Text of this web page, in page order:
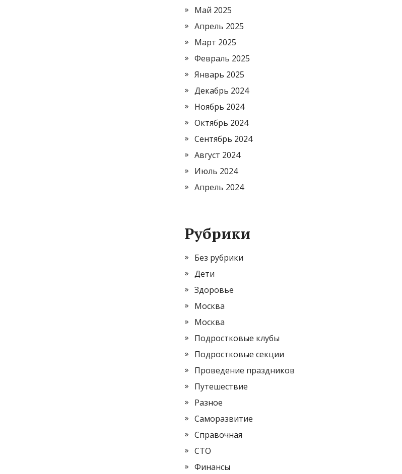
Май 2025
Апрель 2025
Март 2025
Февраль 2025
Январь 2025
Декабрь 2024
Ноябрь 2024
Октябрь 2024
Сентябрь 2024
Август 2024
Июль 2024
Апрель 2024
Рубрики
Без рубрики
Дети
Здоровье
Москва
Москва
Подростковые клубы
Подростковые секции
Проведение праздников
Путешествие
Разное
Саморазвитие
Справочная
СТО
Финансы